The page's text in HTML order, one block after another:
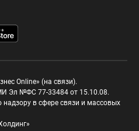
Online» (на связи).
Эл №ФС 77-33484 от 15.10.08.
в сфере связи и массовых